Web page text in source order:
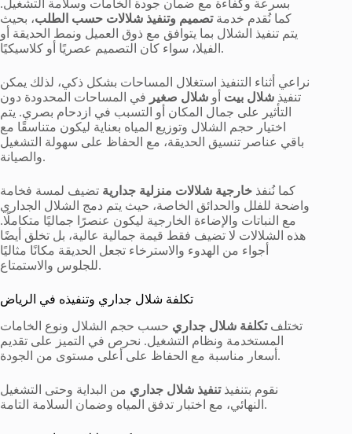
بسرعة وكفاءة مع ضمان جودة الخامات وسلامة التشغيل.
كما نُقدم خدمةتصميم وتنفيذ شلالات حسب الطلب، بحيث
يتم تنفيذ الشلال بما يتوافق مع ذوق العميل ونمط الحديقة أو
الفيلا، سواء كان التصميم عصريًا أو كلاسيكيًا.
نراعي أثناء التنفيذ استغلال المساحات بشكل ذكي، لذلك يمكن
تنفيذ شلال بيت أو شلال صغير في المساحات المحدودة دون
التأثير على جمال المكان أو التسبب في ازدحام بصري. يتم
اختيار حجم الشلال وتوزيع المياه بعناية ليكون متناسقًا مع
باقي عناصر تنسيق الحديقة، مع الحفاظ على سهولة التشغيل
والصيانة.
كما نُنفذ خارجية شلالات منزلية جدارية تضيف لمسة فخامة
واضحة للفلل والحدائق الخاصة، حيث يتم دمج الشلال الجداري
مع النباتات والإضاءة الخارجية ليكون عنصرًا جماليًا متكاملًا.
هذه الشلالات لا تضيف فقط قيمة جمالية عالية، بل تخلق أيضًا
أجواء من الهدوء والاسترخاء تجعل الحديقة مكانًا مثاليًا
للجلوس والاستمتاع.
تكلفة شلال جداري وتنفيذه في الرياض
تختلفتكلفة شلال جداري حسب حجم الشلال ونوع الخامات
المستخدمة ونظام التشغيل. نحرص في التميز على تقديم
أسعار مناسبة مع الحفاظ على أعلى مستوى من الجودة.
نقوم بتنفيذتنفيذ شلال جداري من البداية وحتى التشغيل
النهائي، مع اختبار تدفق المياه وضمان السلامة التامة.